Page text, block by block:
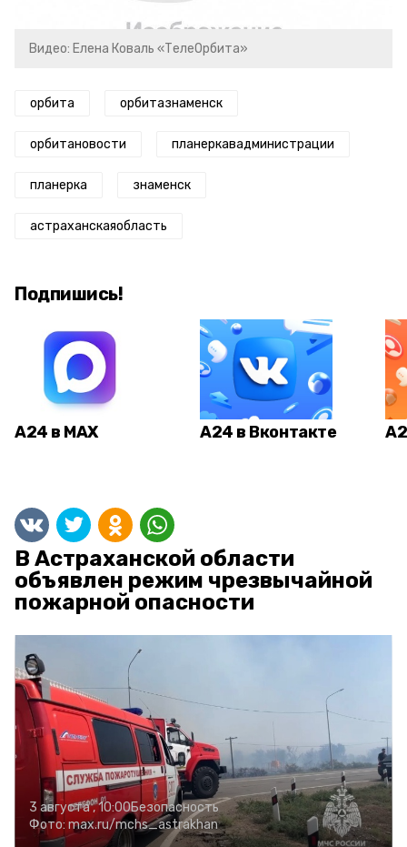
Видео: Елена Коваль «ТелеОрбита»
орбита орбитазнаменск
орбитановости планеркавадминистрации
планерка знаменск
астраханскаяобласть
Подпишись!
А24 в MAX А24 в Вконтакте
В Астраханской области
объявлен режим чрезвычайной
пожарной опасности
3 августа , 10:00Безопасность
Фото: max.ru/mchs_astrakhan